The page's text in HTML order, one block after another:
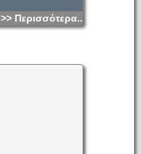
>> Περισσότερα...